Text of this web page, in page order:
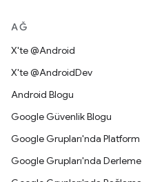
AĞ
X'te @Android
X'te @AndroidDev
Android Blogu
Google Güvenlik Blogu
Google Grupları'nda Platform
Google Grupları'nda Derleme